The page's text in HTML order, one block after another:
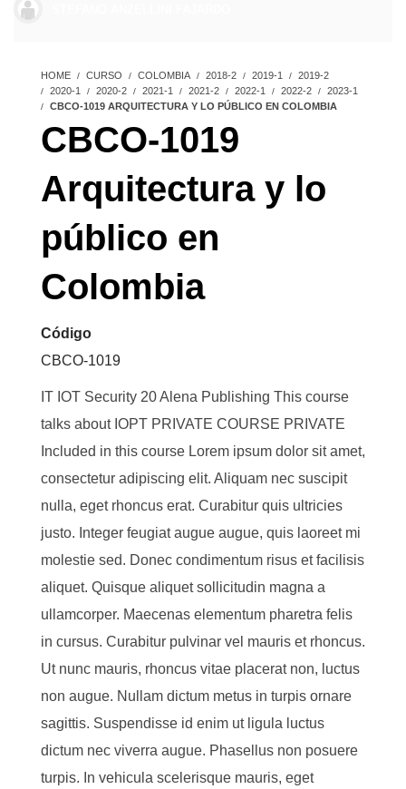
HOME CURSO COLOMBIA 2018-2 2019-1
2019-2
2020-1
2020-2 2021-1 2021-2 2022-1 2022-2
2023-1
CBCO-1019 ARQUITECTURA Y LO PÚBLICO EN COLOMBIA
CBCO-1019
Arquitectura y lo
público en
Colombia
Código
CBCO-1019
IT IOT Security 20 Alena Publishing This course
talks about IOPT PRIVATE COURSE PRIVATE
Included in this course Lorem ipsum dolor sit amet,
consectetur adipiscing elit. Aliquam nec suscipit
nulla, eget rhoncus erat. Curabitur quis ultricies
justo. Integer feugiat augue augue, quis laoreet mi
molestie sed. Donec condimentum risus et facilisis
aliquet. Quisque aliquet sollicitudin magna a
ullamcorper. Maecenas elementum pharetra felis
in cursus. Curabitur pulvinar vel mauris et rhoncus.
Ut nunc mauris, rhoncus vitae placerat non, luctus
non augue. Nullam dictum metus in turpis ornare
sagittis. Suspendisse id enim ut ligula luctus
dictum nec viverra augue. Phasellus non posuere
turpis. In vehicula scelerisque mauris, eget